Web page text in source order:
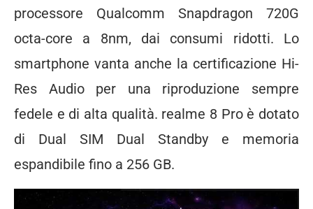
processore Qualcomm Snapdragon 720G
octa-core a 8nm, dai consumi ridotti. Lo
smartphone vanta anche la certificazione Hi-
Res Audio per una riproduzione sempre
fedele e di alta qualità. realme 8 Pro è dotato
di Dual SIM Dual Standby e memoria
espandibile fino a 256 GB.